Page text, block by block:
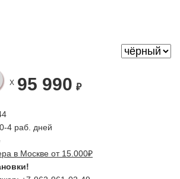
X 95 990 ₽
4 раб. дней
в Москве от 15.000₽